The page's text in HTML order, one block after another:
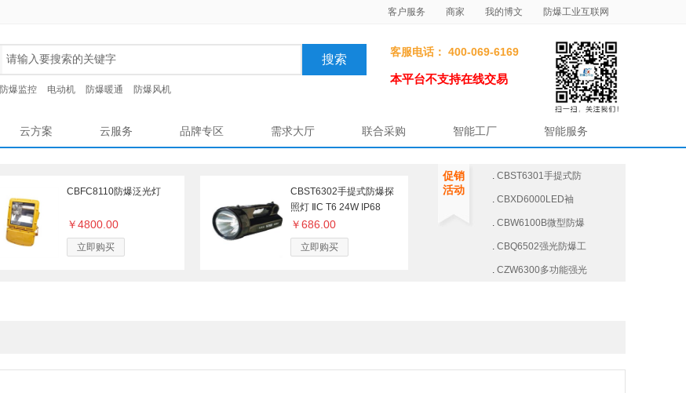
客户服务 商家 我的博文 防爆工业互联网
防爆监控 电动机 防爆暖通 防爆风机
客服电话： 400-069-6169
本平台不支持在线交易
云方案 云服务 品牌专区 需求大厅 联合采购 智能工厂 智能服务
CBFC8110防爆泛光灯
￥4800.00
立即购买
CBST6302手提式防爆探
照灯 ⅡC T6 24W IP68
￥686.00
立即购买
促销
活动
. CBST6301手提式防
. CBXD6000LED袖
. CBW6100B微型防爆
. CBQ6502强光防爆工
. CZW6300多功能强光